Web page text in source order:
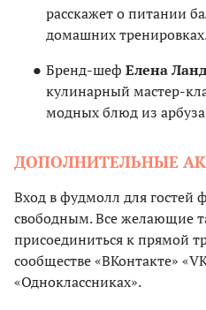
расскажет о питании
домашних
Бренд-шеф Елена
кулинарный мастер-
модных блюд из
ДОПОЛНИТЕЛЬНЫЕ
Вход в фудмолл для гостей
свободным. Все желающие
присоединиться к прямой
сообществе «ВКонтакте»
«Одноклассниках».